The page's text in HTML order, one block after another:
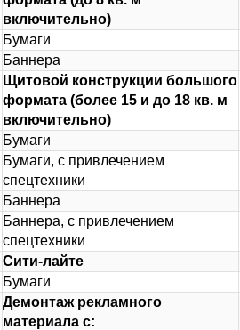
включительно)
Бумаги
Баннера
Щитовой конструкции большого
формата (более 15 и до 18 кв. м
включительно)
Бумаги
Бумаги, с привлечением
спецтехники
Баннера
Баннера, с привлечением
спецтехники
Сити-лайте
Бумаги
Демонтаж рекламного
материала с: